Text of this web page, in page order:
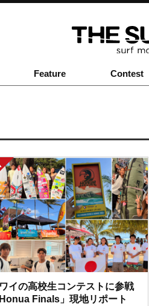
Feature Contest
イの高校生コンテストに参戦
Honua Finals」現地リポート